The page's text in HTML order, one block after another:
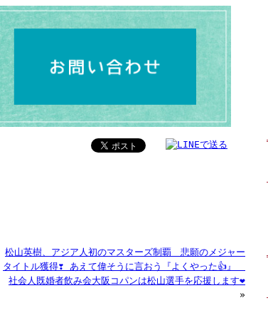
松山英樹、アジア人初のマスターズ制覇 悲願のメジャー
タイトル獲得❣️ あえて偉そうに言おう『よくやった👍』
社会人既婚者飲み会大阪コパンは松山選手を応援します❤️
»